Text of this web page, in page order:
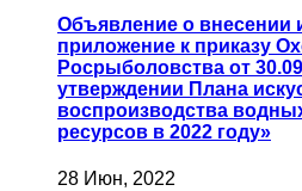
Объявление о внесении
приложение к приказу
Росрыболовства от
утверждении Плана
воспроизводства
ресурсов в 2022 году»
28 Июн, 2022